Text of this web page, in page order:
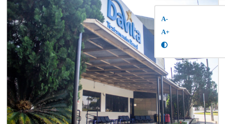
A-
A+